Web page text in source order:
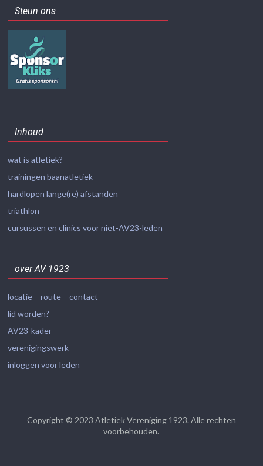
Steun ons
Inhoud
wat is atletiek?
trainingen baanatletiek
hardlopen lange(re) afstanden
triathlon
cursussen en clinics voor niet-AV23-leden
over AV 1923
locatie – route – contact
lid worden?
AV23-kader
verenigingswerk
inloggen voor leden
Copyright © 2023 Atletiek Vereniging 1923. Alle rechten
voorbehouden.